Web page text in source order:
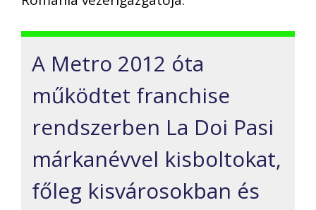
A Metro 2012 óta
működtet franchise
rendszerben La Doi Pasi
márkanévvel kisboltokat,
főleg kisvárosokban és